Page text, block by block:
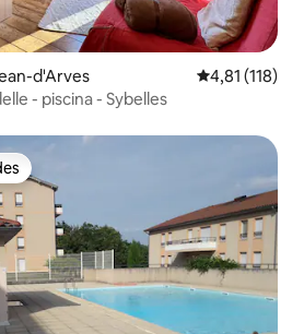
d'Arves 4,81 de uma
4,81 (118)
- piscina - Sybelles